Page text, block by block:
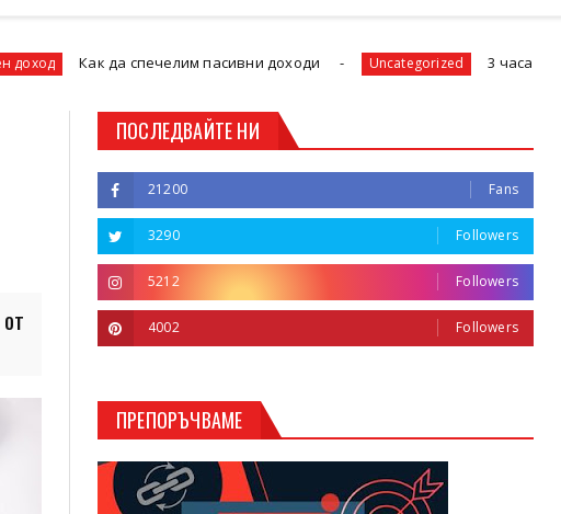
Как да спечелим пасивни доходи Uncategorized 3 часа сутринта и
ПОСЛЕДВАЙТЕ НИ
21200 Fans
3290 Followers
5212 Followers
4002 Followers
ПРЕПОРЪЧВАМЕ